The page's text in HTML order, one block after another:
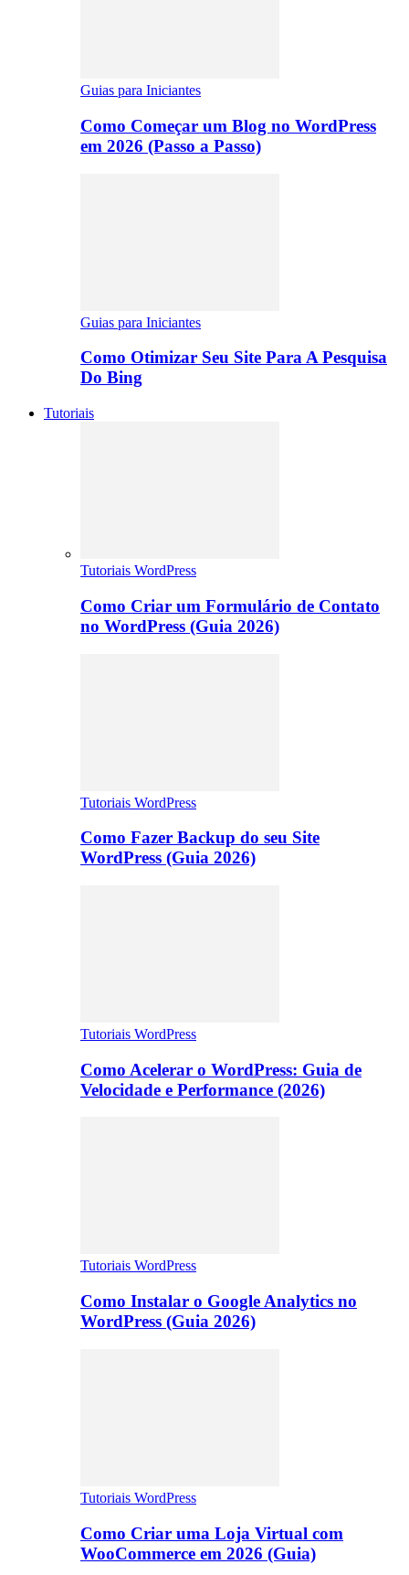
Guias para Iniciantes
Como Começar um Blog no WordPress
em 2026 (Passo a Passo)
Guias para Iniciantes
Como Otimizar Seu Site Para A Pesquisa
Do Bing
Tutoriais
Tutoriais WordPress
Como Criar um Formulário de Contato
no WordPress (Guia 2026)
Tutoriais WordPress
Como Fazer Backup do seu Site
WordPress (Guia 2026)
Tutoriais WordPress
Como Acelerar o WordPress: Guia de
Velocidade e Performance (2026)
Tutoriais WordPress
Como Instalar o Google Analytics no
WordPress (Guia 2026)
Tutoriais WordPress
Como Criar uma Loja Virtual com
WooCommerce em 2026 (Guia)